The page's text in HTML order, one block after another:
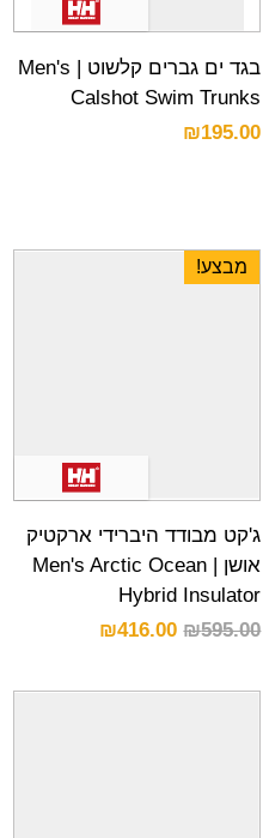
בגד ים גברים קלשוט | Men's
Calshot Swim Trunks
₪195.00
מבצע!
ג'קט מבודד היברידי ארקטיק
אושן | Men's Arctic Ocean
Hybrid Insulator
₪595.00
₪416.00